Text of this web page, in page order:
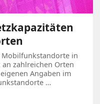
Mobilfunkstandorte in
zahlreichen Orten
Angaben im
…